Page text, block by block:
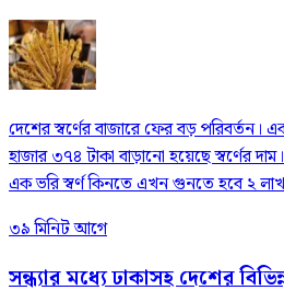
দেশের স্বর্ণের বাজারে ফের বড় পরিবর্তন।
হাজার ৩৭৪ টাকা বাড়ানো হয়েছে স্বর্ণের
এক ভরি স্বর্ণ কিনতে এখন গুনতে হবে ২
৩৯ মিনিট আগে
সন্ধ্যার মধ্যে ঢাকাসহ দেশের